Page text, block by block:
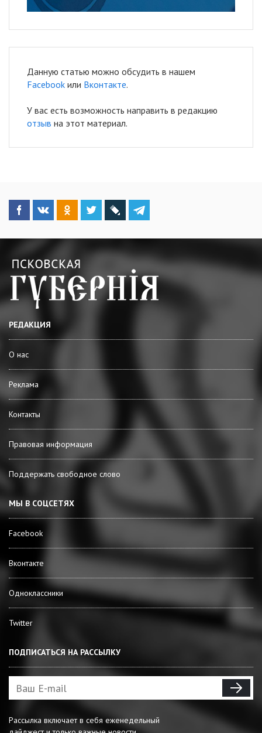
Данную статью можно обсудить в нашем
Facebook или Вконтакте.
У вас есть возможность направить в редакцию
отзыв на этот материал.
РЕДАКЦИЯ
О нас
Реклама
Контакты
Правовая информация
Поддержать свободное слово
МЫ В СОЦСЕТЯХ
Facebook
Вконтакте
Одноклассники
Twitter
ПОДПИСАТЬСЯ НА РАССЫЛКУ
Рассылка включает в себя еженедельный